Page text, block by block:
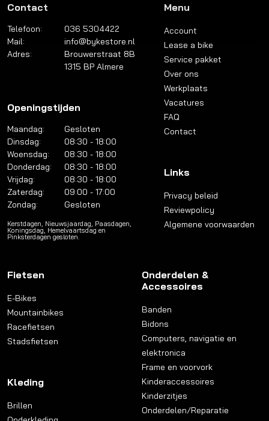
Contact
Telefoon:
036 5304422
Mail:
info@bykestore.nl
Adres:
Brouwerstraat 8B
1315 BP Almere
Openingstijden
Maandag:
Gesloten
Dinsdag:
08:30 - 18:00
Woensdag:
08:30 - 18:00
Donderdag:
08:30 - 18:00
Vrijdag:
08:30 - 18:00
Zaterdag:
09:00 - 17:00
Zondag:
Gesloten
Kerstdagen, Nieuwsjaardag, Paasdagen,
Koningsdag, Hemelvaartsdag en
Pinksterdagen gesloten.
Menu
Account
Lease a bike
Service pakket
Over ons
Werkplaats
Vacatures
FAQ
Contact
Links
Privacy beleid
Reviewpolicy
Algemene voorwaarden
Fietsen
E-Bikes
Mountainbikes
Racefietsen
Stadsfietsen
Kleding
Brillen
Onderdelen &
Accessoires
Banden
Bidons
Computers, navigatie en
elektronica
Frame en voorvork
Kinderaccessoires
Kinderzitjes
Onderdelen/Reparatie